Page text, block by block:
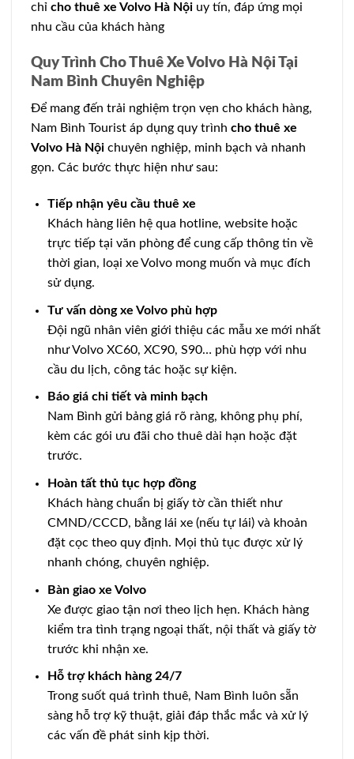
chỉ cho thuê xe Volvo Hà Nội uy tín, đáp ứng mọi
nhu cầu của khách hàng
Quy Trình Cho Thuê Xe Volvo Hà Nội Tại
Nam Bình Chuyên Nghiệp
Để mang đến trải nghiệm trọn vẹn cho khách hàng,
Nam Bình Tourist áp dụng quy trình cho thuê xe
Volvo Hà Nội chuyên nghiệp, minh bạch và nhanh
gọn. Các bước thực hiện như sau:
Tiếp nhận yêu cầu thuê xe
Khách hàng liên hệ qua hotline, website hoặc
trực tiếp tại văn phòng để cung cấp thông tin về
thời gian, loại xe Volvo mong muốn và mục đích
sử dụng.
Tư vấn dòng xe Volvo phù hợp
Đội ngũ nhân viên giới thiệu các mẫu xe mới nhất
như Volvo XC60, XC90, S90… phù hợp với nhu
cầu du lịch, công tác hoặc sự kiện.
Báo giá chi tiết và minh bạch
Nam Bình gửi bảng giá rõ ràng, không phụ phí,
kèm các gói ưu đãi cho thuê dài hạn hoặc đặt
trước.
Hoàn tất thủ tục hợp đồng
Khách hàng chuẩn bị giấy tờ cần thiết như
CMND/CCCD, bằng lái xe (nếu tự lái) và khoản
đặt cọc theo quy định. Mọi thủ tục được xử lý
nhanh chóng, chuyên nghiệp.
Bàn giao xe Volvo
Xe được giao tận nơi theo lịch hẹn. Khách hàng
kiểm tra tình trạng ngoại thất, nội thất và giấy tờ
trước khi nhận xe.
Hỗ trợ khách hàng 24/7
Trong suốt quá trình thuê, Nam Bình luôn sẵn
sàng hỗ trợ kỹ thuật, giải đáp thắc mắc và xử lý
các vấn đề phát sinh kịp thời.